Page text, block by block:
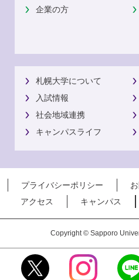
企業の方
札幌大学について
入試情報
社会地域連携
キャンパスライフ
プライバシーポリシー
アクセス
キャンパス
Copyright © Sapporo